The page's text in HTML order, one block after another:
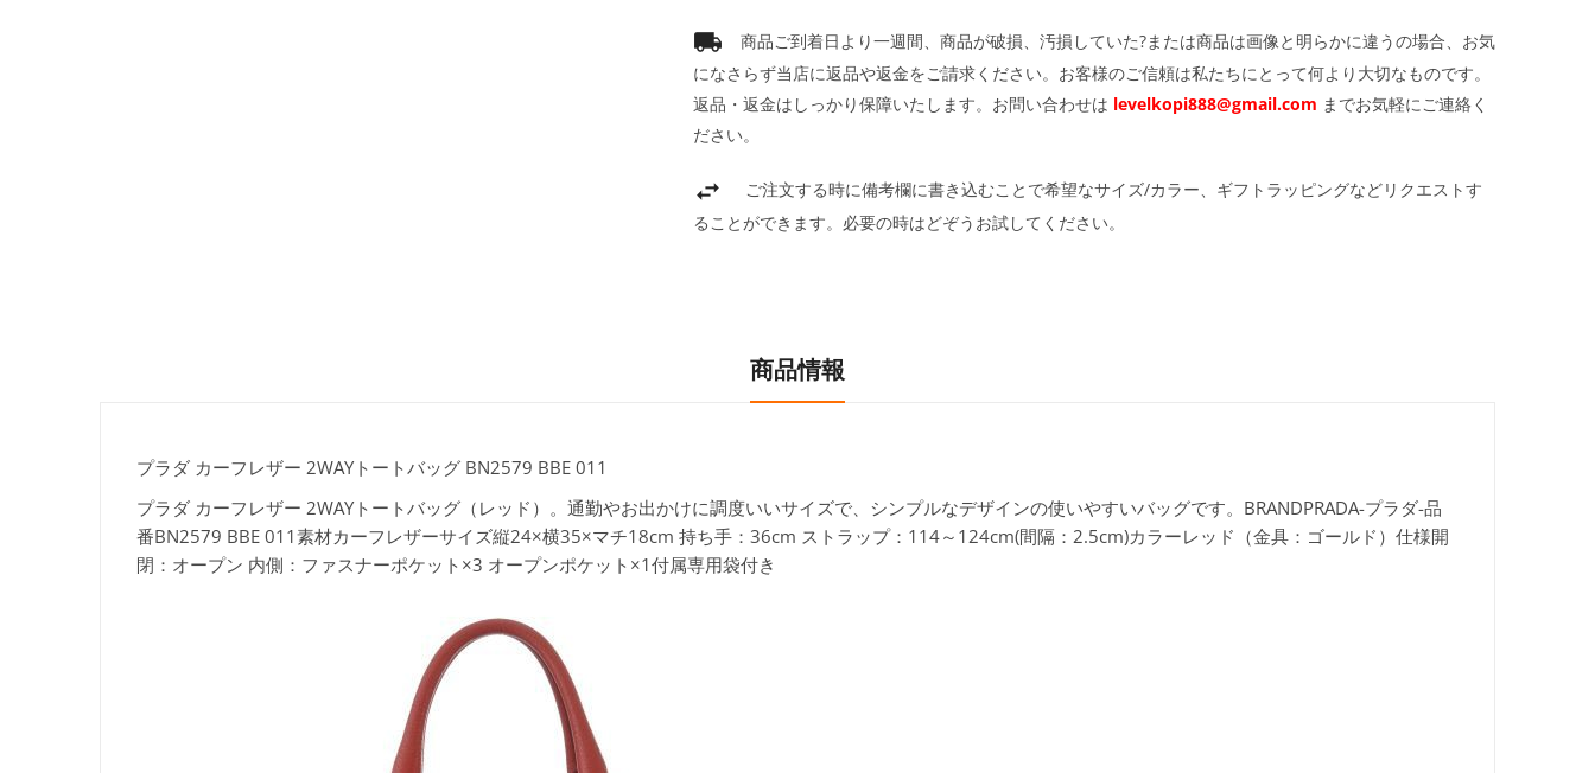
商品ご到着日より一週間、商品が破損、汚損していた?または商品は画像と明らかに違うの場合、お気
になさらず当店に返品や返金をご請求ください。お客様のご信頼は私たちにとって何より大切なものです。
返品・返金はしっかり保障いたします。お問い合わせは levelkopi888@gmail.com までお気軽にご連絡く
ださい。
ご注文する時に備考欄に書き込むことで希望なサイズ/カラー、ギフトラッピングなどリクエストす
ることができます。必要の時はどぞうお試してください。
商品情報
プラダ カーフレザー 2WAYトートバッグ BN2579 BBE 011
プラダ カーフレザー 2WAYトートバッグ（レッド）。通勤やお出かけに調度いいサイズで、シンプルなデザインの使いやすいバッグです。BRANDPRADA-プラダ-品
番BN2579 BBE 011素材カーフレザーサイズ縦24×横35×マチ18cm 持ち手：36cm ストラップ：114～124cm(間隔：2.5cm)カラーレッド（金具：ゴールド）仕様開
閉：オープン 内側：ファスナーポケット×3 オープンポケット×1付属専用袋付き